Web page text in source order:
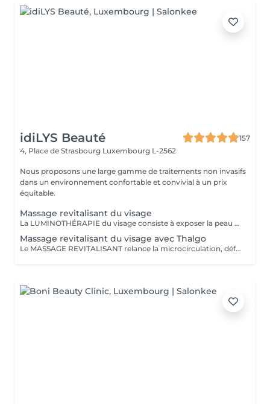
idiLYS Beauté
157
4, Place de Strasbourg Luxembourg L-2562
Nous proposons une large gamme de traitements non invasifs
dans un environnement confortable et convivial à un prix
équitable.
Massage revitalisant du visage
La LUMINOTHÉRAPIE du visage consiste à exposer la peau à des lumières LED afin de stimuler le renouvellement cellulaire et améliorer l'éclat du teint.
Massage revitalisant du visage avec Thalgo
Le MASSAGE REVITALISANT relance la microcirculation, défatigue les traits du visage et redonne fraicheur à la peau. La LUMINOTHÉRAPIE du visage consiste à exposer la peau à des lumières LED afin de stimuler le renouvellement cellulaire et améliorer l'éclat du teint.